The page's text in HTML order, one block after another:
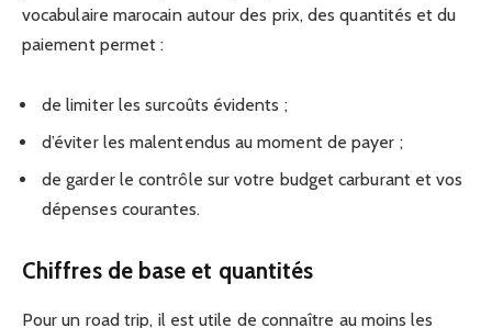
vocabulaire marocain autour des prix, des quantités et du
paiement permet :
de limiter les surcoûts évidents ;
d’éviter les malentendus au moment de payer ;
de garder le contrôle sur votre budget carburant et vos
dépenses courantes.
Chiffres de base et quantités
Pour un road trip, il est utile de connaître au moins les